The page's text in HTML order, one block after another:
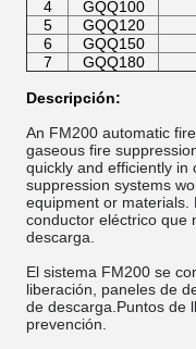
4
GQQ100
5
GQQ120
6
GQQ150
7
GQQ180
Descripción:
An FM200 automatic
gaseous fire
quickly and efficiently in
suppression systems
equipment or materials.
conductor eléctrico que
descarga.
El sistema FM200 se
liberación, paneles de
de descarga.Puntos de
prevención.